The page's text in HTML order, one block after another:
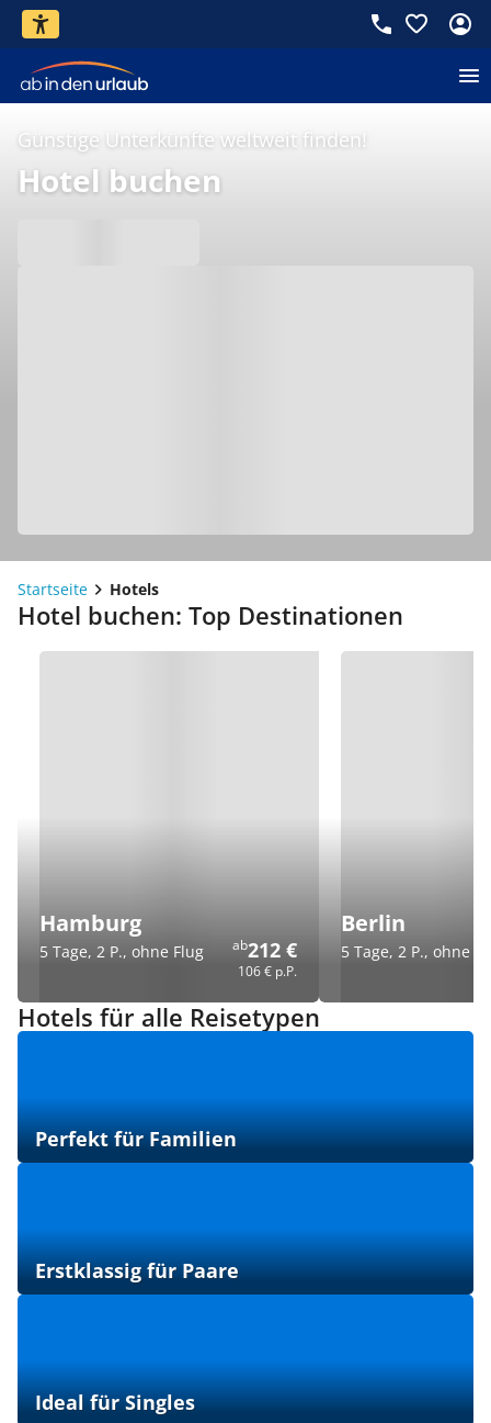
Günstige Unterkünfte weltweit finden!
Hotel buchen
Startseite Hotels
Hotel buchen: Top Destinationen
Hamburg
5 Tage, 2 P., ohne Flug ab212 €
106 € p.P.
Berlin
5 Tage, 2 P., ohne
Hotels für alle Reisetypen
Perfekt für Familien
Erstklassig für Paare
Ideal für Singles